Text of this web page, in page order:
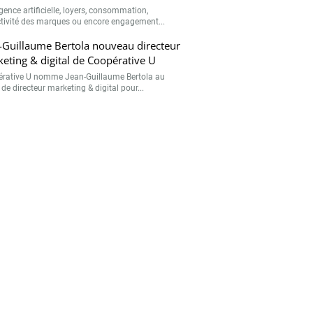
artificielle, loyers, consommation,
des marques ou encore engagement...
Guillaume Bertola nouveau directeur
& digital de Coopérative U
U nomme Jean-Guillaume Bertola au
directeur marketing & digital pour...